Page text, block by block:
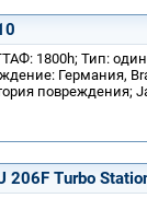
1800h; Тип:
Германия,
повреждения;
206F Turbo